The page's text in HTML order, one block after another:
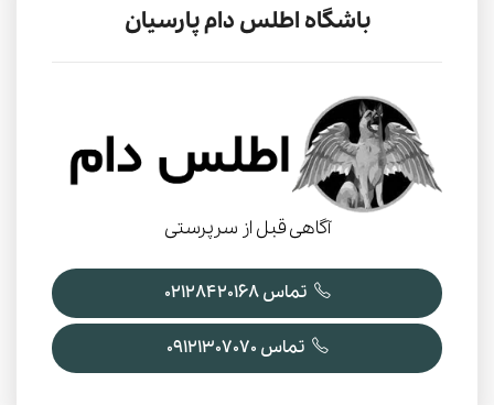
باشگاه اطلس دام پارسیان
آگاهی قبل از سرپرستی
تماس 02128420168
تماس 09121307070